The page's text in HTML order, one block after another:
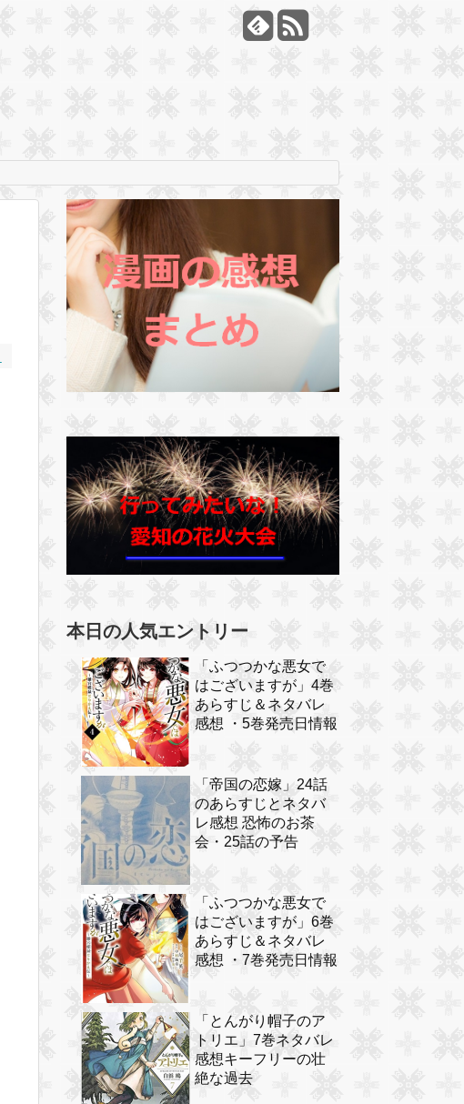
本日の人気エントリー
「ふつつかな悪女で
はございますが」4巻
あらすじ＆ネタバレ
感想 ・5巻発売日情報
「帝国の恋嫁」24話
のあらすじとネタバ
レ感想 恐怖のお茶
会・25話の予告
「ふつつかな悪女で
はございますが」6巻
あらすじ＆ネタバレ
感想 ・7巻発売日情報
「とんがり帽子のア
トリエ」7巻ネタバレ
感想キーフリーの壮
絶な過去